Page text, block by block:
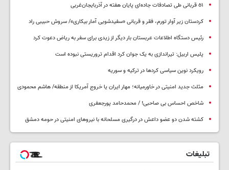
٥١ قربانی طی تصادفات جاده‌ای پایان هفته در آذربایجان‌غربی
کردستان زیر آوار تورم، فقر و قربانی «سفیدشویی آمار بیکاری»/ سروش حبیبی راد
رئیس دستگاه اطلاعات عربستان بار دیگر از زیدی برای سفر به ریاض دعوت کرد
پلیس اربیل: تیراندازی به یک جوان کرد اقدام تروریستی نبوده است
رویکرد نوین سیاسی کردها در ترکیه و سوریه
مثلث جدید امنیتی در خاورمیانه؛ مهار ایران یا خروج آمریکا از منطقه/ هاشم محمودی
شاخص احساس بی صاحبی! / محمدحامد پورجعفری
کشته شدن دو عضو داعش در درگیری مسلحانه با نیروهای امنیتی در حومه دمشق
تبلیغات